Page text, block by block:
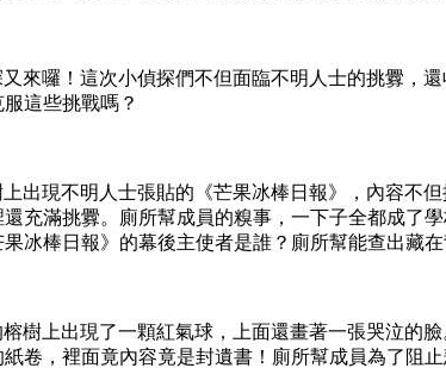
來囉！這次小偵探們不但面臨不明人士的挑釁，
這些挑戰嗎？
出現不明人士張貼的《芒果冰棒日報》，內容不
還充滿挑釁。廁所幫成員的糗事，一下子全都成了
冰棒日報》的幕後主使者是誰？廁所幫能查出藏在
樹上出現了一顆紅氣球，上面還畫著一張哭泣的
卷，裡面竟內容竟是封遺書！廁所幫成員為了阻